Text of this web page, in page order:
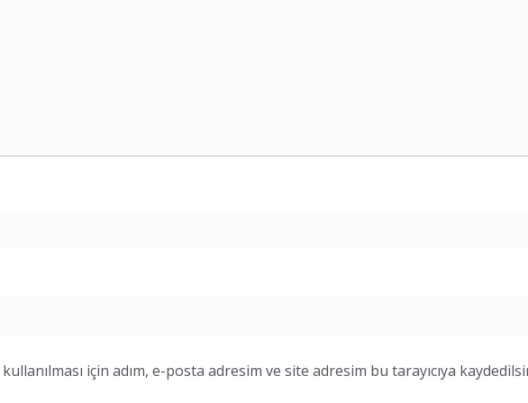
için adım, e-posta adresim ve site adresim bu tarayıcıya